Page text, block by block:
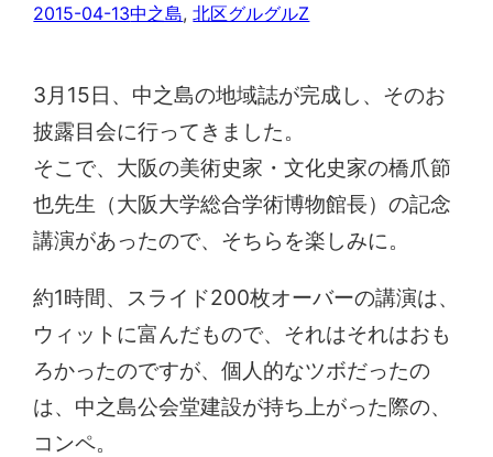
2015-04-13中之島, 北区グルグルZ
3月15日、中之島の地域誌が完成し、そのお
披露目会に行ってきました。
そこで、大阪の美術史家・文化史家の橋爪節
也先生（大阪大学総合学術博物館長）の記念
講演があったので、そちらを楽しみに。
約1時間、スライド200枚オーバーの講演は、
ウィットに富んだもので、それはそれはおも
ろかったのですが、個人的なツボだったの
は、中之島公会堂建設が持ち上がった際の、
コンペ。